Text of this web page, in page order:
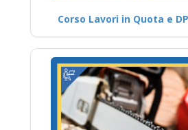
Corso Lavori in Quota e